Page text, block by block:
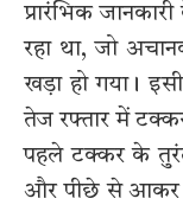
प्रारंभिक
रहा था, जो
खड़ा हो गया।
तेज रफ्तार में
पहले टक्कर के तुरंत
और पीछे से आकर